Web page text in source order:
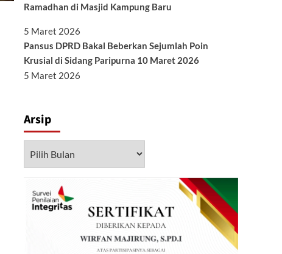
Ramadhan di Masjid Kampung Baru
5 Maret 2026
Pansus DPRD Bakal Beberkan Sejumlah Poin
Krusial di Sidang Paripurna 10 Maret 2026
5 Maret 2026
Arsip